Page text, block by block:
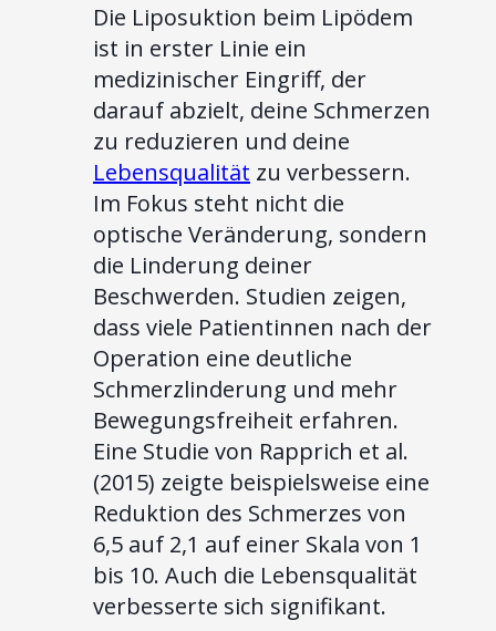
Die Liposuktion beim Lipödem
ist in erster Linie ein
medizinischer Eingriff, der
darauf abzielt, deine Schmerzen
zu reduzieren und deine
Lebensqualität zu verbessern.
Im Fokus steht nicht die
optische Veränderung, sondern
die Linderung deiner
Beschwerden. Studien zeigen,
dass viele Patientinnen nach der
Operation eine deutliche
Schmerzlinderung und mehr
Bewegungsfreiheit erfahren.
Eine Studie von Rapprich et al.
(2015) zeigte beispielsweise eine
Reduktion des Schmerzes von
6,5 auf 2,1 auf einer Skala von 1
bis 10. Auch die Lebensqualität
verbesserte sich signifikant.